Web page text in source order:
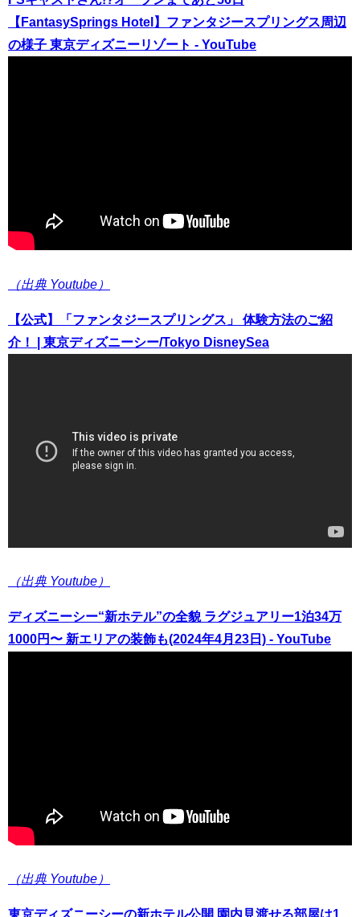
【FantasySprings Hotel】ファンタジースプリングス周辺
の様子 東京ディズニーリゾート - YouTube
（出典 Youtube）
【公式】「ファンタジースプリングス」 体験方法のご紹
介！ | 東京ディズニーシー/Tokyo DisneySea
（出典 Youtube）
ディズニーシー“新ホテル”の全貌 ラグジュアリー1泊34万
1000円〜 新エリアの装飾も(2024年4月23日) - YouTube
（出典 Youtube）
東京ディズニーシーの新ホテル公開 園内見渡せる部屋は1